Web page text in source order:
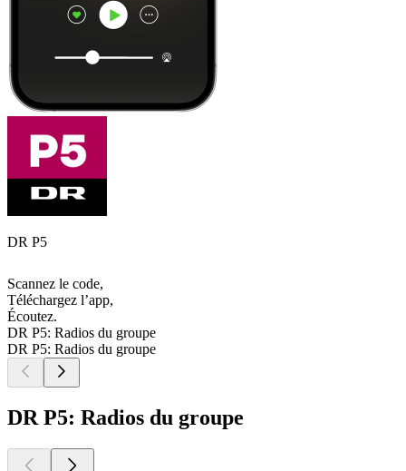
DR P5
Scannez le code,
Téléchargez l’app,
Écoutez.
DR P5: Radios du groupe
DR P5: Radios du groupe
DR P5: Radios du groupe